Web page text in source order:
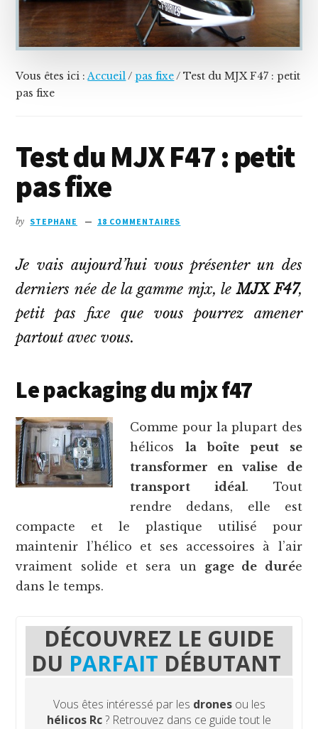
c'est
possible!
Vous êtes ici :Accueil/ pas fixe/ Test du MJX F47 : petit
pas fixe
Test du MJX F47 : petit
pas fixe
by STEPHANE 18 COMMENTAIRES
Je vais aujourd’hui vous présenter un des
derniers née de la gamme mjx, leMJX F47,
petit pas fixe que vous pourrez amener
partout avec vous.
Le packaging du mjx f47
Comme pour la plupart des
hélicosla boîte peut se
transformer en valise de
transport idéal. Tout
rendre dedans, elle est
compacte et le plastique utilisé pour
maintenir l’hélico et ses accessoires à l’air
vraiment solide et sera un gage de durée
dans le temps.
DÉCOUVREZ LE GUIDE
DU PARFAIT DÉBUTANT
Vous êtes intéressé par les dronesou les
hélicos Rc? Retrouvez dans ce guide tout le